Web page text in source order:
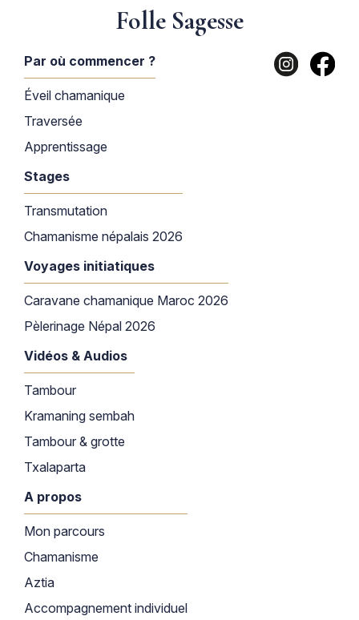
Folle Sagesse
Par où commencer ?
Éveil chamanique
Traversée
Apprentissage
Stages
Transmutation
Chamanisme népalais 2026
Voyages initiatiques
Caravane chamanique Maroc 2026
Pèlerinage Népal 2026
Vidéos & Audios
Tambour
Kramaning sembah
Tambour & grotte
Txalaparta
A propos
Mon parcours
Chamanisme
Aztia
Accompagnement individuel